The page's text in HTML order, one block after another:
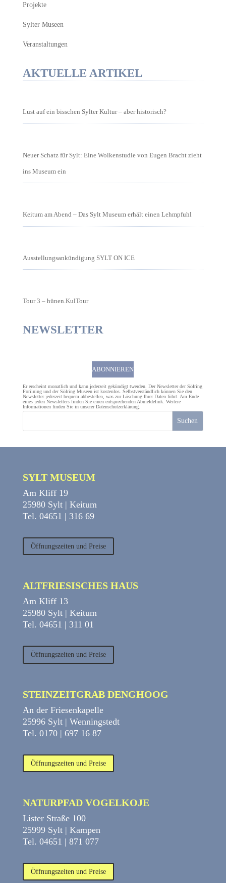
Projekte
Sylter Museen
Veranstaltungen
AKTUELLE ARTIKEL
Lust auf ein bisschen Sylter Kultur – aber historisch?
Neuer Schatz für Sylt: Eine Wolkenstudie von Eugen Bracht zieht
ins Museum ein
Keitum am Abend – Das Sylt Museum erhält einen Lehmpfuhl
Ausstellungsankündigung SYLT ON ICE
Tour 3 – hünen.KulTour
NEWSLETTER
ABONNIEREN
Er erscheint monatlich und kann jederzeit gekündigt twerden. Der Newsletter der Sölring
Foriining und der Sölring Museen ist kostenlos. Selbstverständlich können Sie den
Newsletter jederzeit bequem abbestellen, was zur Löschung Ihrer Daten führt. Am Ende
eines jeden Newsletters finden Sie einen entsprechenden Abmeldelink. Weitere
Informationen finden Sie in unsererDatenschutzerklärung.
Suchen
SYLT MUSEUM
Am Kliff 19
25980 Sylt | Keitum
Tel. 04651 | 316 69
Öffnungszeiten und Preise
ALTFRIESISCHES HAUS
Am Kliff 13
25980 Sylt | Keitum
Tel. 04651 | 311 01
Öffnungszeiten und Preise
STEINZEITGRAB DENGHOOG
An der Friesenkapelle
25996 Sylt | Wenningstedt
Tel. 0170 | 697 16 87
Öffnungszeiten und Preise
NATURPFAD VOGELKOJE
Lister Straße 100
25999 Sylt | Kampen
Tel. 04651 | 871 077
Öffnungszeiten und Preise